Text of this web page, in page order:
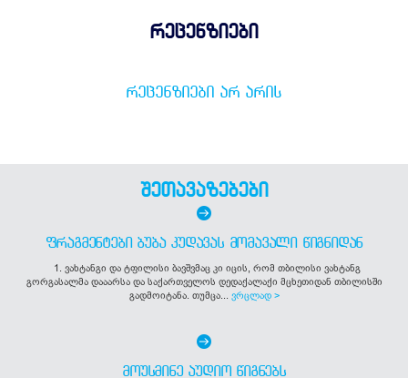
რეცენზიები
ᲠᲔᲪᲔᲜᲖᲘᲔᲑᲘ ᲐᲠ ᲐᲠᲘᲡ
შეთავაზებები
ᲤᲠᲐᲒᲛᲔᲜᲢᲔᲑᲘ ᲑᲣᲑᲐ ᲙᲣᲓᲐᲕᲐᲡ ᲛᲝᲛᲐᲕᲐᲚᲘ ᲬᲘᲒᲜᲘᲓᲐᲜ
1. ვახტანგი და ტფილისი ბავშვმაც კი იცის, რომ თბილისი ვახტანგ
გორგასალმა დააარსა და საქართველოს დედაქალაქი მცხეთიდან თბილისში
გადმოიტანა. თუმცა... ვრცლად >
ᲛᲝᲣᲡᲛᲘᲜᲔ ᲐᲣᲓᲘᲝ ᲬᲘᲒᲜᲔᲑᲡ